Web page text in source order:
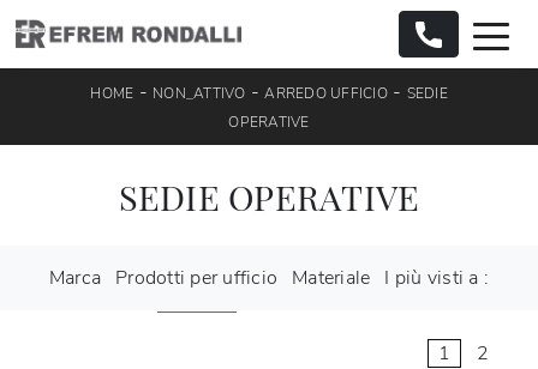
HOME - NON_ATTIVO -ARREDO UFFICIO- SEDIE
OPERATIVE
SEDIE OPERATIVE
Marca Prodotti per ufficio Materiale I più visti a :
1 2